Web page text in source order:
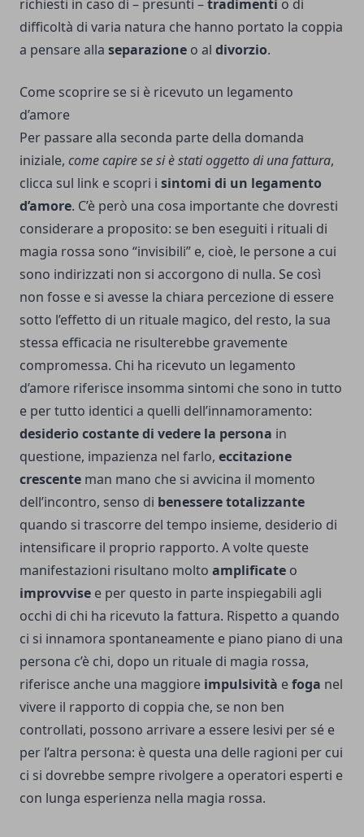
richiesti in caso di – presunti –tradimenti o di
difficoltà di varia natura che hanno portato la coppia
a pensare alla separazione o al divorzio.
Come scoprire se si è ricevuto un legamento
d’amore
Per passare alla seconda parte della domanda
iniziale, come capire se si è stati oggetto di una fattura,
clicca sul link e scopri i sintomi di un legamento
d’amore. C’è però una cosa importante che dovresti
considerare a proposito: se ben eseguiti i rituali di
magia rossa sono “invisibili” e, cioè, le persone a cui
sono indirizzati non si accorgono di nulla. Se così
non fosse e si avesse la chiara percezione di essere
sotto l’effetto di un rituale magico, del resto, la sua
stessa efficacia ne risulterebbe gravemente
compromessa. Chi ha ricevuto un legamento
d’amore riferisce insomma sintomi che sono in tutto
e per tutto identici a quelli dell’innamoramento:
desiderio costante di vedere la persona in
questione, impazienza nel farlo, eccitazione
crescente man mano che si avvicina il momento
dell’incontro, senso di benessere totalizzante
quando si trascorre del tempo insieme, desiderio di
intensificare il proprio rapporto. A volte queste
manifestazioni risultano molto amplificate o
improvvise e per questo in parte inspiegabili agli
occhi di chi ha ricevuto la fattura. Rispetto a quando
ci si innamora spontaneamente e piano piano di una
persona c’è chi, dopo un rituale di magia rossa,
riferisce anche una maggiore impulsività efoga nel
vivere il rapporto di coppia che, se non ben
controllati, possono arrivare a essere lesivi per sé e
per l’altra persona: è questa una delle ragioni per cui
ci si dovrebbe sempre rivolgere a operatori esperti e
con lunga esperienza nella magia rossa.